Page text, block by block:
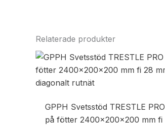
Relaterade produkter
GPPH Svetsstöd TRESTLE PRO
på fötter 2400x200x200 mm fi